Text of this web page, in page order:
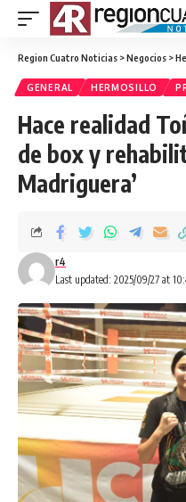
Region Cuatro Noticias >Negocios >
GENERAL HERMOSILLO
Hace realidad
de box y
Madriguera’
Last updated: 2025/09/27 at
r4